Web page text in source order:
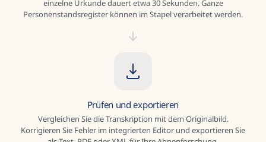
einzelne Urkunde dauert etwa 30 Sekunden. Ganze
Personenstandsregister können im Stapel verarbeitet werden.
Prüfen und exportieren
Vergleichen Sie die Transkription mit dem Originalbild.
Korrigieren Sie Fehler im integrierten Editor und exportieren Sie